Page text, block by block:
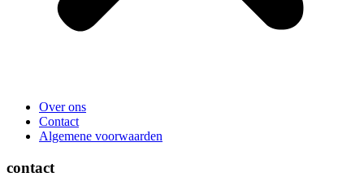
Over ons
Contact
Algemene voorwaarden
contact